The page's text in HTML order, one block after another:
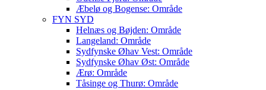
Æbelø og Bogense: Område
FYN SYD
Helnæs og Bøjden: Område
Langeland: Område
Sydfynske Øhav Vest: Område
Sydfynske Øhav Øst: Område
Ærø: Område
Tåsinge og Thurø: Område